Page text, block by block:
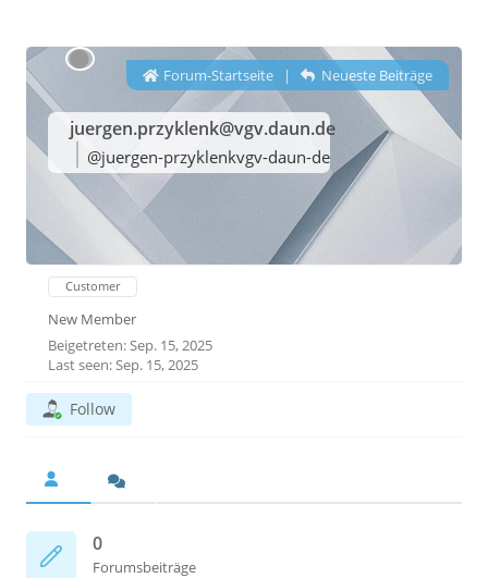
juergen.przyklenk@vgv.daun.de
@juergen-przyklenkvgv-daun-de
Forum-Startseite| Neueste Beiträge
Customer
New Member
Beigetreten: Sep. 15, 2025
Last seen: Sep. 15, 2025
Follow
0
Forumsbeiträge